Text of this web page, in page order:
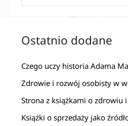
Ostatnio dodane
Czego uczy historia Adama
Zdrowie i rozwój osobisty w
Strona z książkami o zdrowiu
Książki o sprzedaży jako